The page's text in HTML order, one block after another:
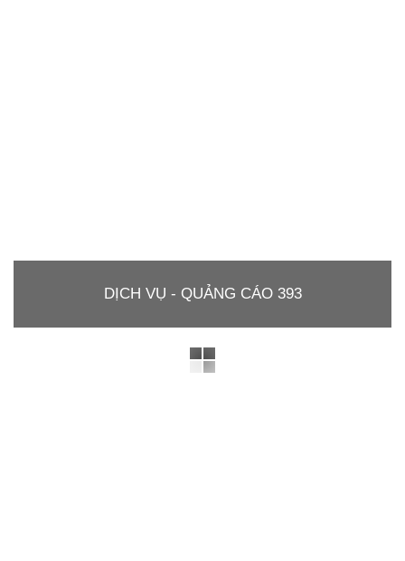
DỊCH VỤ - QUẢNG CÁO 393